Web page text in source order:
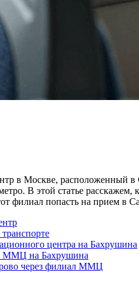
в Москве, расположенный в
В этой статье
филиал попасть на прием в
центра на Бахрушина
ММЦ на Бахрушина
через филиал ММЦ